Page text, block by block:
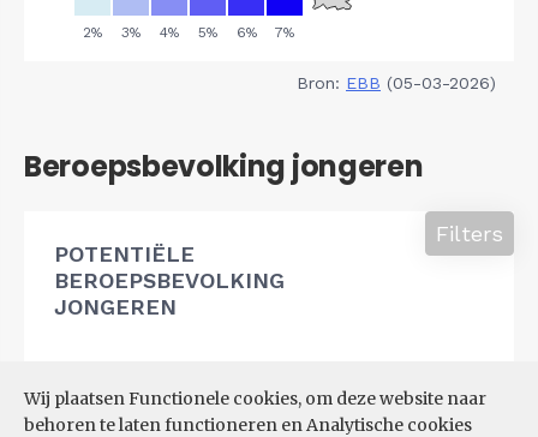
Wij plaatsen Functionele cookies, om deze website naar
behoren te laten functioneren en Analytische cookies
Bron: EBB (05-03-2026)
Beroepsbevolking jongeren
POTENTIËLE
BEROEPSBEVOLKING
JONGEREN
Filters